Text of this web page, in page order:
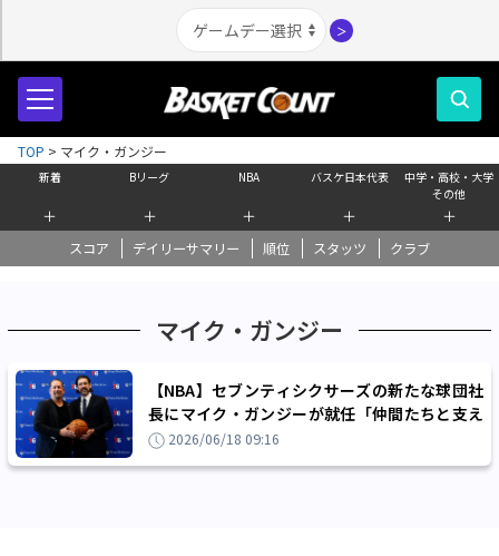
＞
新着
＋
Bリーグ
＋
NBA
＋
バスケ日本代表
＋
中学・高校・大学
その他
＋
スコア デイリーサマリー 順位 スタッツ クラブ
TOP > マイク・ガンジー
マイク・ガンジー
【NBA】セブンティシクサーズの新たな球団社
長にマイク・ガンジーが就任「仲間たちと支え
合って仕事を進めていく」
2026/06/18 09:16